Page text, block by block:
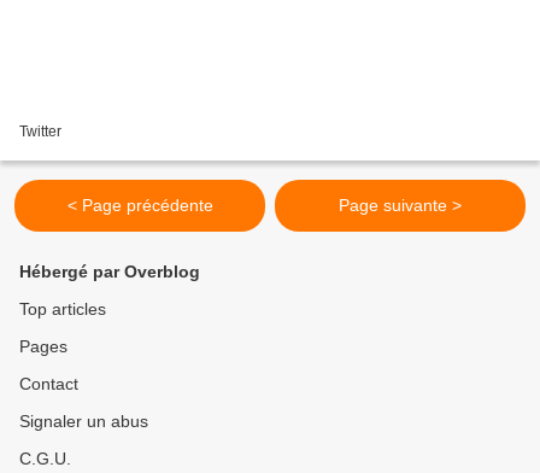
Twitter
< Page précédente Page suivante >
Hébergé par Overblog
Top articles
Pages
Contact
Signaler un abus
C.G.U.